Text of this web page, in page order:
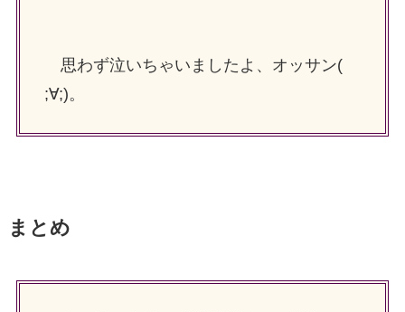
思わず泣いちゃいましたよ、オッサン(
;∀;)。
まとめ